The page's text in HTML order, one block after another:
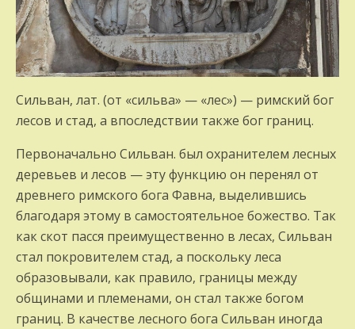
Сильван, лат. (от «сильва» — «лес») — римский бог
лесов и стад, а впоследст­вии также бог границ.
Первоначально Сильван. был охранителем лес­ных
деревьев и лесов — эту функцию он перенял от
древнего римского бога Фавна, выделившись
благодаря этому в самосто­ятельное божество. Так
как скот пасся пре­имущественно в лесах, Сильван
стал покровите­лем стад, а поскольку леса
образовывали, как правило, границы между
общинами и племенами, он стал также богом
границ. В качестве лесного бога Сильван иногда